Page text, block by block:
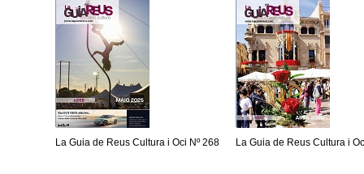
La Guia de Reus Cultura i Oci Nº 268 La Guia de Reus Cultura i